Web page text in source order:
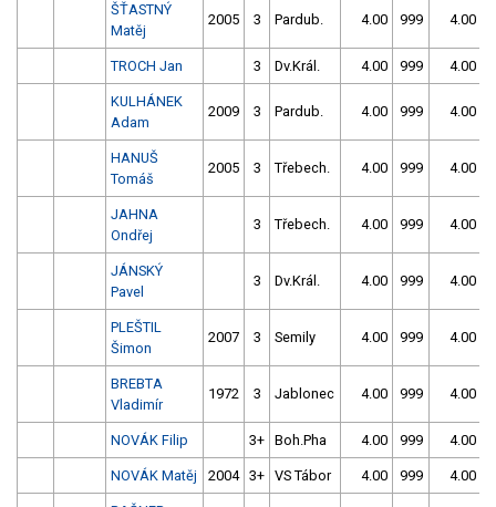
ŠŤASTNÝ
Matěj
2005 3 Pardub. 4.00 999 4.00
TROCH Jan 3 Dv.Král. 4.00 999 4.00
KULHÁNEK
Adam
2009 3 Pardub. 4.00 999 4.00
HANUŠ
Tomáš
2005 3 Třebech. 4.00 999 4.00
JAHNA
Ondřej
3 Třebech. 4.00 999 4.00
JÁNSKÝ
Pavel
3 Dv.Král. 4.00 999 4.00
PLEŠTIL
Šimon
2007 3 Semily 4.00 999 4.00
BREBTA
Vladimír
1972 3 Jablonec 4.00 999 4.00
NOVÁK Filip 3+ Boh.Pha 4.00 999 4.00
NOVÁK Matěj 2004 3+ VS Tábor 4.00 999 4.00